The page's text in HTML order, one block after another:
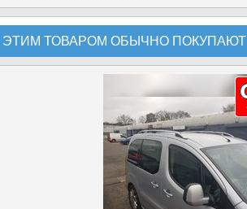
ЭТИМ ТОВАРОМ ОБЫЧНО ПОКУПАЮТ